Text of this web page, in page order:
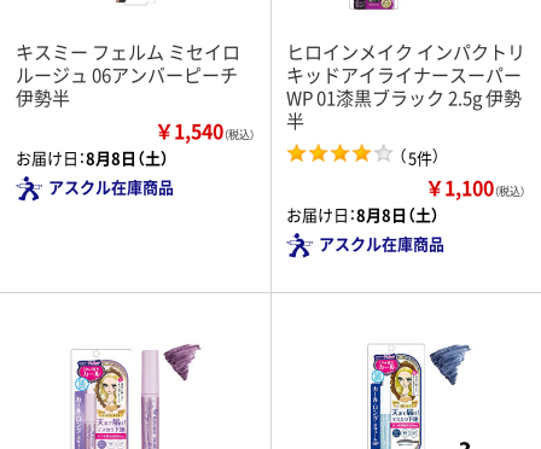
キスミー フェルム ミセイロ
ルージュ 06アンバーピーチ
伊勢半
￥1,540（税込）
お届け日：8月8日（土）
アスクル在庫商品
ヒロインメイク インパクトリ
キッドアイライナースーパー
WP 01漆黒ブラック 2.5g 伊勢
半
（5件）
￥1,100（税込）
お届け日：8月8日（土）
アスクル在庫商品